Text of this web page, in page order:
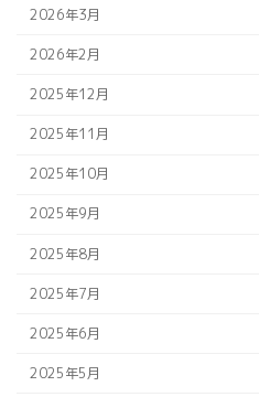
2026年3月
2026年2月
2025年12月
2025年11月
2025年10月
2025年9月
2025年8月
2025年7月
2025年6月
2025年5月